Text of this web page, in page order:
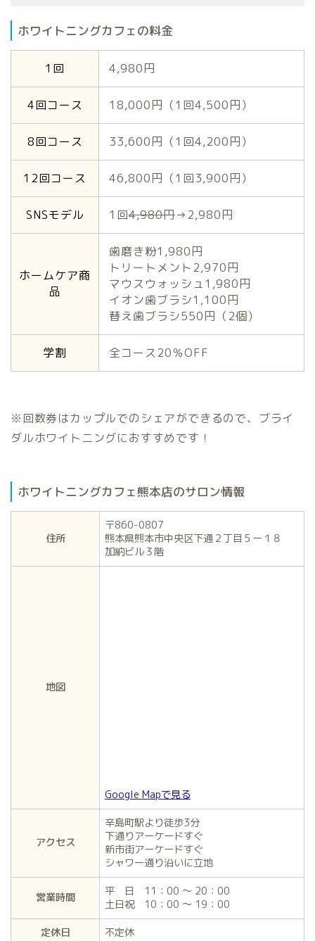
ホワイトニングカフェの料金
1回 4,980円
4回コース 18,000円（1回4,500円）
8回コース 33,600円（1回4,200円）
12回コース 46,800円（1回3,900円）
SNSモデル 1回4,980円→2,980円
ホームケア商
品
歯磨き粉1,980円
トリートメント2,970円
マウスウォッシュ1,980円
イオン歯ブラシ1,100円
替え歯ブラシ550円（2個）
学割 全コース20％OFF
※回数券はカップルでのシェアができるので、ブライ
ダルホワイトニングにおすすめです！
ホワイトニングカフェ熊本店のサロン情報
住所
〒860-0807
熊本県熊本市中央区下通２丁目５ー１８
加納ビル３階
地図
Google Mapで見る
アクセス
辛島町駅より徒歩3分
下通りアーケードすぐ
新市街アーケードすぐ
シャワー通り沿いに立地
営業時間
平 日 11：00 ～ 20：00
土日祝 10：00 ～ 19：00
定休日
不定休